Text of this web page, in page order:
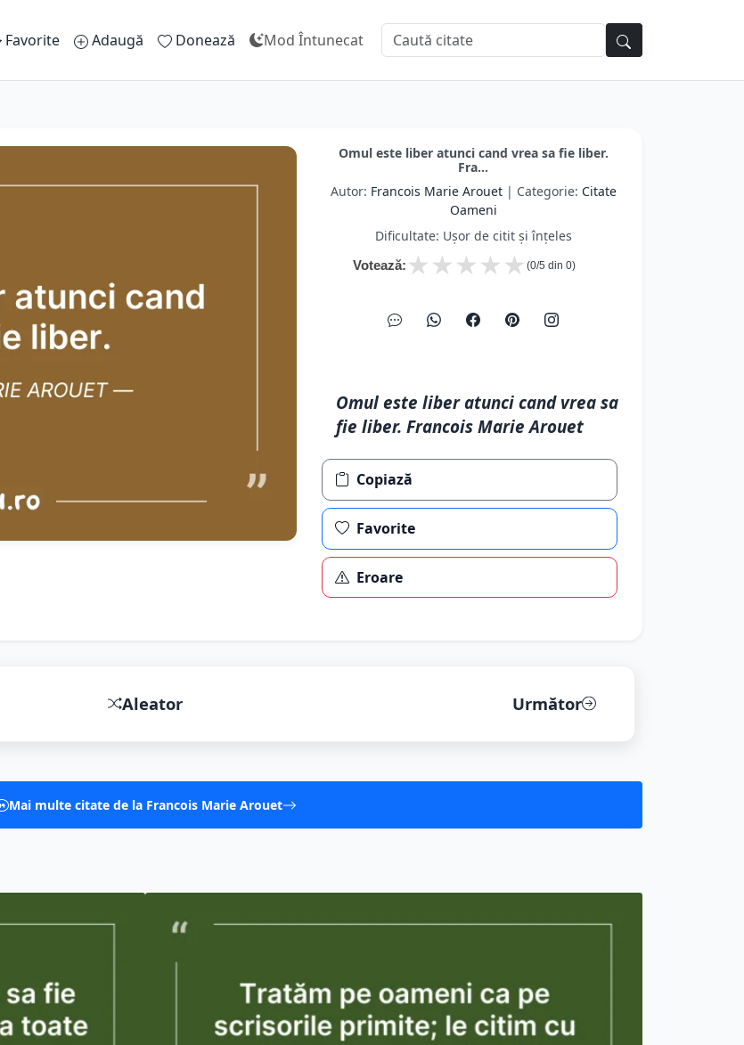
Favorite Adaugă Donează Mod Întunecat
Omul este liber atunci cand vrea sa fie liber.
Fra...
Autor: Francois Marie Arouet| Categorie: Citate
Oameni
Dificultate: Ușor de citit și înțeles
Votează: ★
★
★
★
★ (0/5 din 0)
Omul este liber atunci cand vrea sa
fie liber. Francois Marie Arouet
Copiază
Favorite
Eroare
Aleator Următor
Mai multe citate de la Francois Marie Arouet